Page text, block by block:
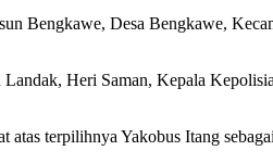
Bengkawe, Desa Bengkawe,
Heri Saman, Kepala
terpilihnya Yakobus Itang